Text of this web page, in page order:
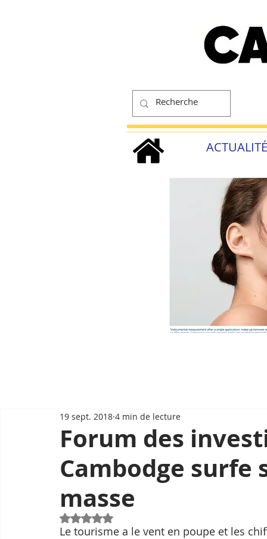
ACTUALITÉ
Forum des
Cambodge surfe
masse
19 sept. 2018 4 min de lecture
Noté NaN étoiles sur 5.
Le tourisme a le vent en poupe et les